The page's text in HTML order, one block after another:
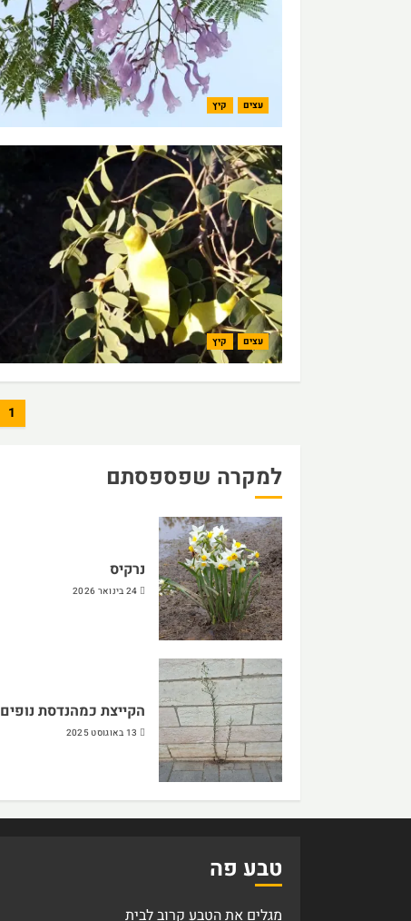
עצים קיץ
עצים קיץ
1
למקרה שפספסתם
נרקיס
24 בינואר 2026
הקייצת כמהנדסת נופים
13 באוגוסט 2025
טבע פה
מגלים את הטבע קרוב לבית